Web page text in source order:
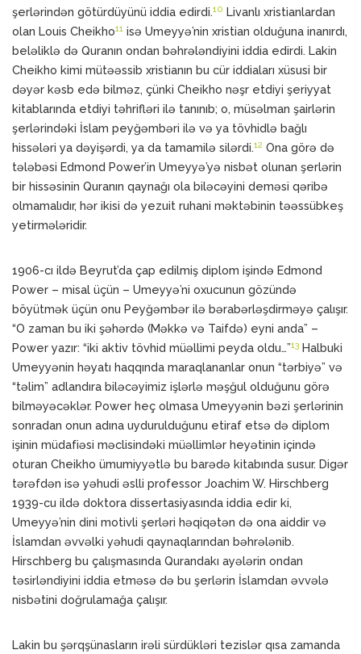
şerlərindən götürdüyünü iddia edirdi.10 Livanlı xristianlardan
olan Louis Cheikho11 isə Umeyyə’nin xristian olduğuna inanırdı,
beləliklə də Quranın ondan bəhrələndiyini iddia edirdi. Lakin
Cheikho kimi mütəəssib xristianın bu cür iddiaları xüsusi bir
dəyər kəsb edə bilməz, çünki Cheikho nəşr etdiyi şeriyyat
kitablarında etdiyi təhrifləri ilə tanınıb; o, müsəlman şairlərin
şerlərindəki İslam peyğəmbəri ilə və ya tövhidlə bağlı
hissələri ya dəyişərdi, ya da tamamilə silərdi.12 Ona görə də
tələbəsi Edmond Power’in Umeyyə’yə nisbət olunan şerlərin
bir hissəsinin Quranın qaynağı ola biləcəyini deməsi qəribə
olmamalıdır, hər ikisi də yezuit ruhani məktəbinin təəssübkeş
yetirmələridir.
1906-cı ildə Beyrut’da çap edilmiş diplom işində Edmond
Power – misal üçün – Umeyyə’ni oxucunun gözündə
böyütmək üçün onu Peyğəmbər ilə bərabərləşdirməyə çalışır.
“O zaman bu iki şəhərdə (Məkkə və Taifdə) eyni anda” –
Power yazır: “iki aktiv tövhid müəllimi peyda oldu…”13 Halbuki
Umeyyənin həyatı haqqında maraqlananlar onun “tərbiyə” və
“təlim” adlandıra biləcəyimiz işlərlə məşğul olduğunu görə
bilməyəcəklər. Power heç olmasa Umeyyənin bəzi şerlərinin
sonradan onun adına uydurulduğunu etiraf etsə də diplom
işinin müdafiəsi məclisindəki müəllimlər heyətinin içində
oturan Cheikho ümumiyyətlə bu barədə kitabında susur. Digər
tərəfdən isə yəhudi əslli professor Joachim W. Hirschberg
1939-cu ildə doktora dissertasiyasında iddia edir ki,
Umeyyə’nin dini motivli şerləri həqiqətən də ona aiddir və
İslamdan əvvəlki yəhudi qaynaqlarından bəhrələnib.
Hirschberg bu çalışmasında Qurandakı ayələrin ondan
təsirləndiyini iddia etməsə də bu şerlərin İslamdan əvvələ
nisbətini doğrulamağa çalışır.
Lakin bu şərqşünasların irəli sürdükləri tezislər qısa zamanda